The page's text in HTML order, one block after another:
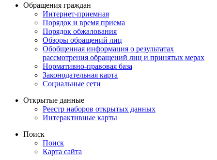
Обращения граждан
Интернет-приемная
Порядок и время приема
Порядок обжалования
Обзоры обращений лиц
Обобщенная информация о результатах
рассмотрения обращений лиц и принятых мерах
Нормативно-правовая база
Законодательная карта
Социальные сети
Открытые данные
Реестр наборов открытых данных
Интерактивные карты
Поиск
Поиск
Карта сайта